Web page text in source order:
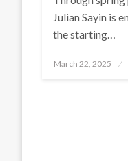
Julian Sayin is
the starting…
Posted
March 22, 2025